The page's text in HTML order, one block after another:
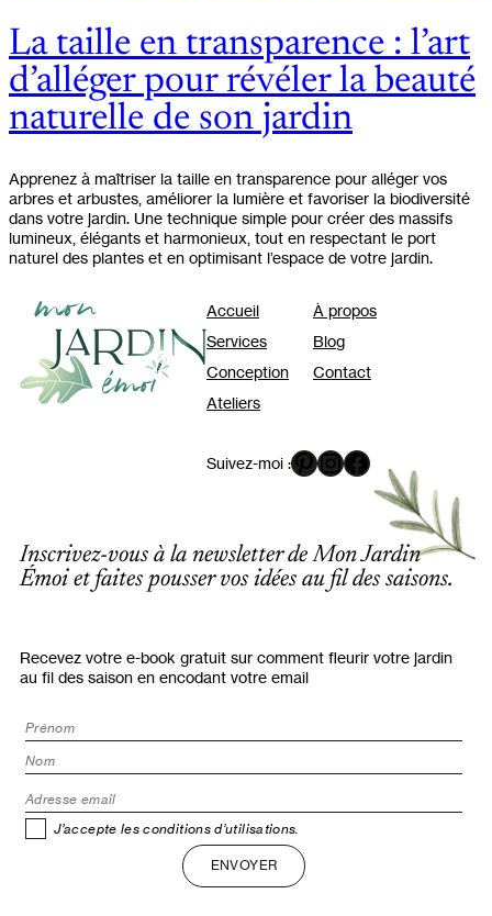
La taille en transparence : l’art
d’alléger pour révéler la beauté
naturelle de son jardin
Apprenez à maîtriser la taille en transparence pour alléger vos
arbres et arbustes, améliorer la lumière et favoriser la biodiversité
dans votre jardin. Une technique simple pour créer des massifs
lumineux, élégants et harmonieux, tout en respectant le port
naturel des plantes et en optimisant l’espace de votre jardin.
Accueil
Services
Conception
Ateliers
À propos
Blog
Contact
Suivez-moi :Pinterest
Instagram
Facebook
Inscrivez-vous à la newsletter de Mon Jardin
Émoi et faites pousser vos idées au fil des saisons.
Recevez votre e-book gratuit sur comment fleurir votre jardin
au fil des saison en encodant votre email
J’accepte les conditions d’utilisations.